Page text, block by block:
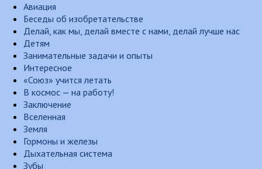
Авиация
Беседы об изобретательстве
Делай, как мы, делай вместе с нами, делай лучше нас
Детям
Занимательные задачи и опыты
Интересное
«Союз» учится летать
В космос — на работу!
Заключение
Вселенная
Земля
Гормоны и железы
Дыхательная система
Зубы